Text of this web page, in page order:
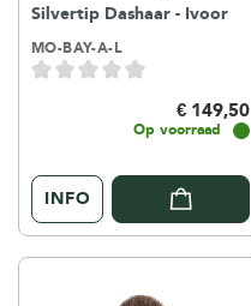
Silvertip Dashaar - Ivoor
MO-BAY-A-L
€ 149,50
Op voorraad
INFO